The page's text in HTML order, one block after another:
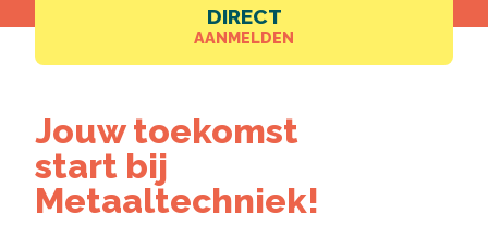
Jouw toekomst
start bij
Metaaltechniek!
DIRECT
AANMELDEN